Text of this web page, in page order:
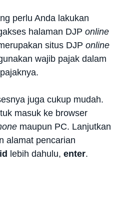
perlu Anda lakukan
halaman DJP online
situs DJP online
wajib pajak dalam
juga cukup mudah.
masuk ke browser
maupun PC. Lanjutkan
alamat pencarian
lebih dahulu, enter.